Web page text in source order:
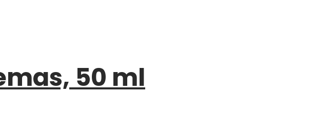
50 ml